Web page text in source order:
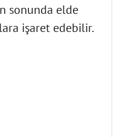
sonunda elde
işaret edebilir.